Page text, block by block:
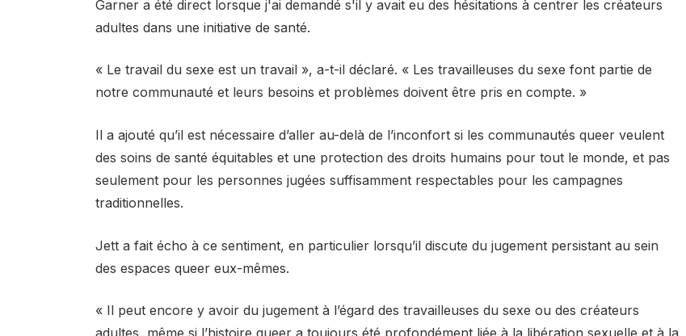
Garner a été direct lorsque j'ai demandé s'il y avait eu des hésitations à centrer les créateurs
adultes dans une initiative de santé.
« Le travail du sexe est un travail », a-t-il déclaré. « Les travailleuses du sexe font partie de
notre communauté et leurs besoins et problèmes doivent être pris en compte. »
Il a ajouté qu’il est nécessaire d’aller au-delà de l’inconfort si les communautés queer veulent
des soins de santé équitables et une protection des droits humains pour tout le monde, et pas
seulement pour les personnes jugées suffisamment respectables pour les campagnes
traditionnelles.
Jett a fait écho à ce sentiment, en particulier lorsqu’il discute du jugement persistant au sein
des espaces queer eux-mêmes.
« Il peut encore y avoir du jugement à l’égard des travailleuses du sexe ou des créateurs